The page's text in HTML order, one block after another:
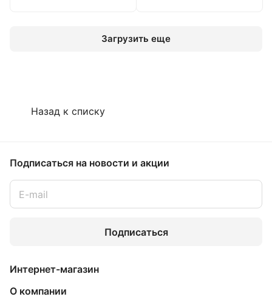
Загрузить еще
Назад к списку
Подписаться на новости и акции
Подписаться
Интернет-магазин
О компании